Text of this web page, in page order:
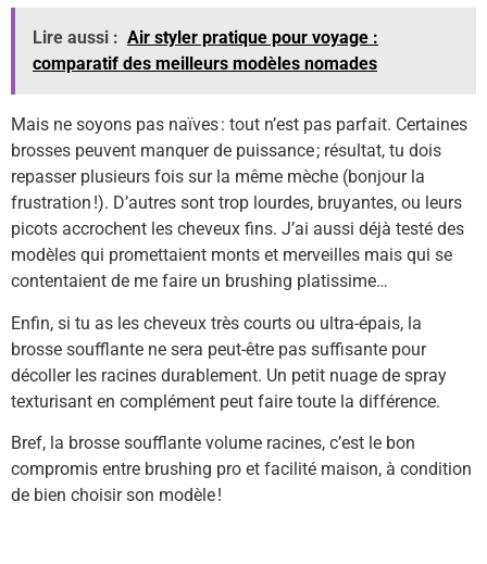
Lire aussi : Air styler pratique pour voyage :
comparatif des meilleurs modèles nomades
Mais ne soyons pas naïves : tout n’est pas parfait. Certaines
brosses peuvent manquer de puissance ; résultat, tu dois
repasser plusieurs fois sur la même mèche (bonjour la
frustration !). D’autres sont trop lourdes, bruyantes, ou leurs
picots accrochent les cheveux fins. J’ai aussi déjà testé des
modèles qui promettaient monts et merveilles mais qui se
contentaient de me faire un brushing platissime…
Enfin, si tu as les cheveux très courts ou ultra-épais, la
brosse soufflante ne sera peut-être pas suffisante pour
décoller les racines durablement. Un petit nuage de spray
texturisant en complément peut faire toute la différence.
Bref, la brosse soufflante volume racines, c’est le bon
compromis entre brushing pro et facilité maison, à condition
de bien choisir son modèle !